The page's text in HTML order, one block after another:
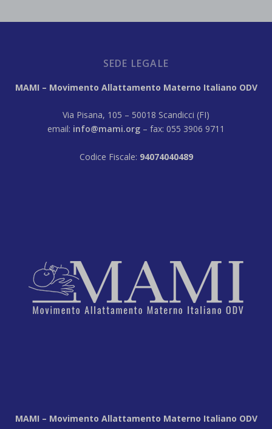
SEDE LEGALE
MAMI – Movimento Allattamento Materno Italiano ODV
Via Pisana, 105 – 50018 Scandicci (FI)
email: info@mami.org – fax: 055 3906 9711
Codice Fiscale: 94074040489
MAMI – Movimento Allattamento Materno Italiano ODV